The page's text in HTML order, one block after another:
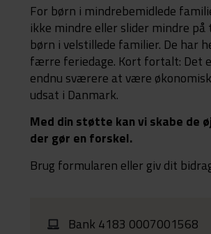
For børn i mindrebemidlede
ikke mindre eller slider mindre på
børn i velstillede familier. De har
færre feriedage. Kort fortalt: Det
endnu sværere at være
udsat i Danmark.
Med din støtte kan vi skabe de
der gør en forskel.
Brug formularen eller giv dit
Bank 4183 0007001568